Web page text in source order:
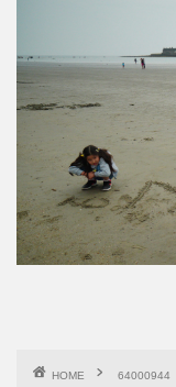
HOME 64000944